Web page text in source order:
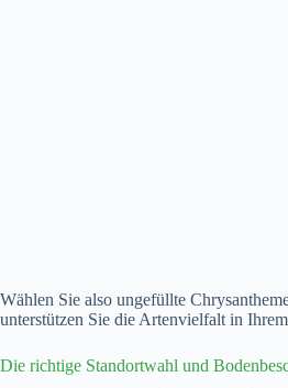
Wählen Sie also ungefüllte
unterstützen Sie die Artenvielfalt in
Die richtige Standortwahl und